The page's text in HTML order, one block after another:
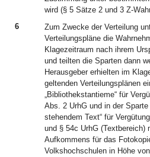
wird (§ 5 Sätze 2 und 3 Z-
6
Zum Zwecke der Verteilung
Verteilungspläne die
Klagezeitraum nach ihrem
und teilten die Sparten dann
Herausgeber erhielten im
geltenden Verteilungsplänen
„Bibliothekstantieme“ für
Abs. 2 UrhG und in der
stehendem Text“ für
und § 54c UrhG (Textbereich)
Aufkommens für das
Volkshochschulen in Höhe